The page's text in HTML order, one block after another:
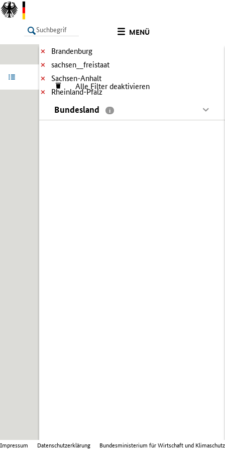
MENÜ
LISTE
Brandenburg
sachsen__freistaat
Sachsen-Anhalt
Rheinland-Pfalz
Alle Filter deaktivieren
Bundesland i
Impressum Datenschutzerklärung Bundesministerium für Wirtschaft und Klimaschutz